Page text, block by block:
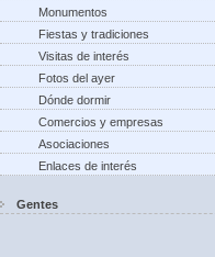
Monumentos
Fiestas y tradiciones
Visitas de interés
Fotos del ayer
Dónde dormir
Comercios y empresas
Asociaciones
Enlaces de interés
Gentes